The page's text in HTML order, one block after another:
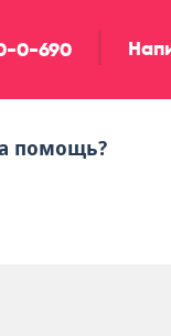
0-690
помощь?